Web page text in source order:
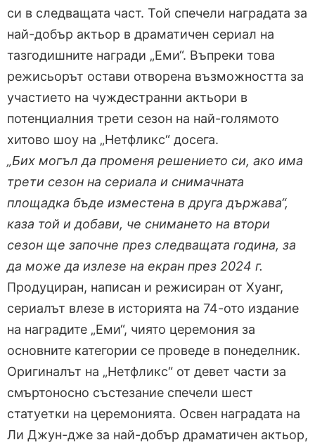
си в следващата част. Той спечели наградата за
най-добър актьор в драматичен сериал на
тазгодишните награди „Еми“. Въпреки това
режисьорът остави отворена възможността за
участието на чуждестранни актьори в
потенциалния трети сезон на най-голямото
хитово шоу на „Нетфликс“ досега.
„Бих могъл да променя решението си, ако има
трети сезон на сериала и снимачната
площадка бъде изместена в друга държава“,
каза той и добави, че снимането на втори
сезон ще започне през следващата година, за
да може да излезе на екран през 2024 г.
Продуциран, написан и режисиран от Хуанг,
сериалът влезе в историята на 74-ото издание
на наградите „Еми“, чиято церемония за
основните категории се проведе в понеделник.
Оригиналът на „Нетфликс“ от девет части за
смъртоносно състезание спечели шест
статуетки на церемонията. Освен наградата на
Ли Джун-дже за най-добър драматичен актьор,